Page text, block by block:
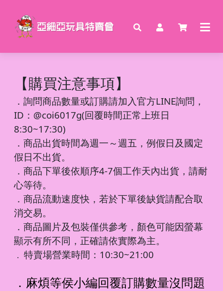
【購買注意事項】
． 詢問商品數量或訂購請加入官方LINE詢問，
ID：@coi6017g(回覆時間正常上班日
8:30~17:30)
．商品出貨時間為週一～週五，例假日及國定
假日不出貨。
．商品下單後依順序4-7個工作天內出貨，請耐
心等待。
．商品流動速度快，若於下單後缺貨請配合取
消交易。
．商品圖片及包裝僅供參考，顏色可能因螢幕
顯示有所不同，正確請依實際為主。
． 特賣場營業時間：10:30~21:00
．麻煩等侯小編回覆訂購數量沒問題